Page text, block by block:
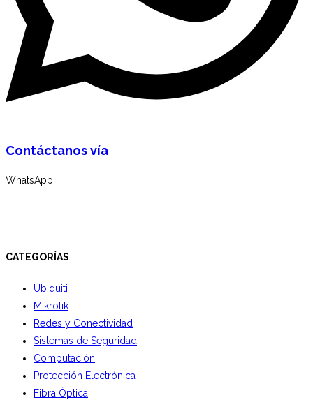
Contáctanos vía
WhatsApp
CATEGORÍAS
Ubiquiti
Mikrotik
Redes y Conectividad
Sistemas de Seguridad
Computación
Protección Electrónica
Fibra Óptica